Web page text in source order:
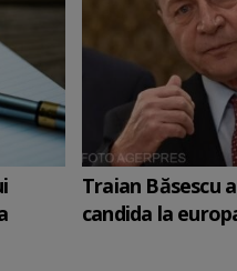
Traian Băsescu
candida la